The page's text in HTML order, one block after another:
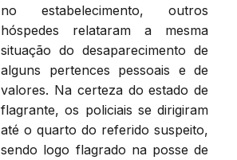
no estabelecimento, outros
hóspedes relataram a mesma
situação do desaparecimento de
alguns pertences pessoais e de
valores. Na certeza do estado de
flagrante, os policiais se dirigiram
até o quarto do referido suspeito,
sendo logo flagrado na posse de